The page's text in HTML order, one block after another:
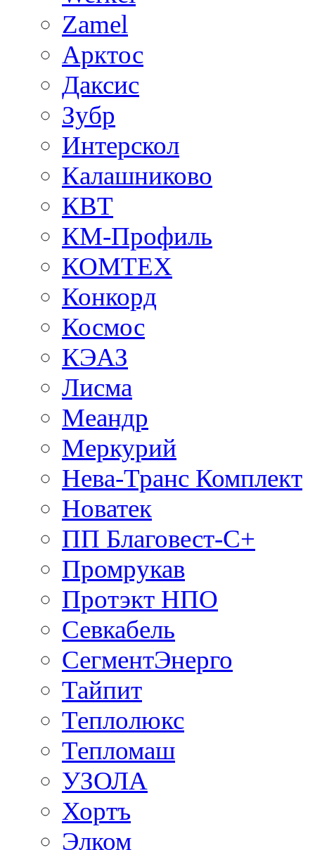
Zamel
Арктос
Даксис
Зубр
Интерскол
Калашниково
КВТ
КМ-Профиль
КОМТЕХ
Конкорд
Космос
КЭАЗ
Лисма
Меандр
Меркурий
Нева-Транс Комплект
Новатек
ПП Благовест-С+
Промрукав
Протэкт НПО
Севкабель
СегментЭнерго
Тайпит
Теплолюкс
Тепломаш
УЗОЛА
Хортъ
Элком